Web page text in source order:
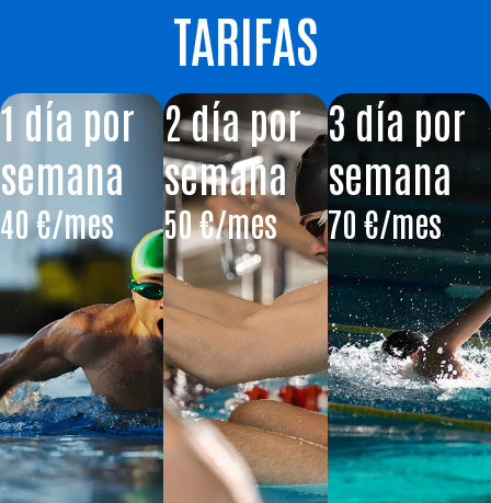
TARIFAS
1 día por
semana
40 €/mes
2 día por
semana
50 €/mes
3 día por
semana
70 €/mes